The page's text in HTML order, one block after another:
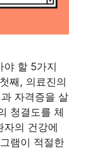
야 할 5가지
째, 의료진의
자격증을 살
청결도를 체
의 건강에
램이 적절한